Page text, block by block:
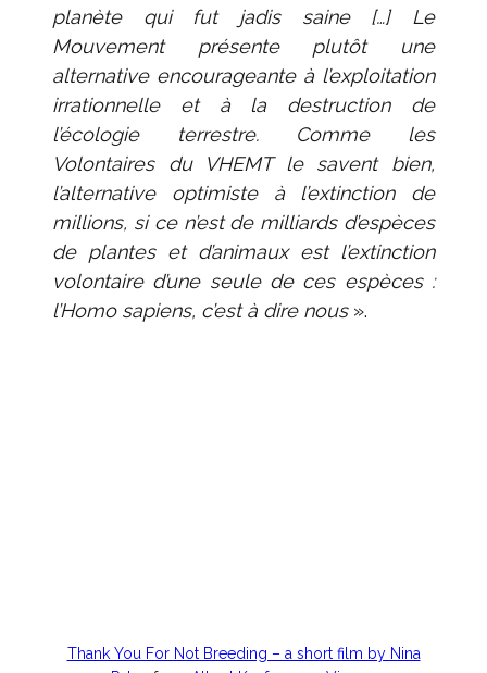
planète qui fut jadis saine […] Le
Mouvement présente plutôt une
alternative encourageante à l’exploitation
irrationnelle et à la destruction de
l’écologie terrestre. Comme les
Volontaires du VHEMT le savent bien,
l’alternative optimiste à l’extinction de
millions, si ce n’est de milliards d’espèces
de plantes et d’animaux est l’extinction
volontaire d’une seule de ces espèces :
l’Homo sapiens, c’est à dire nous ».
Thank You For Not Breeding – a short film by Nina